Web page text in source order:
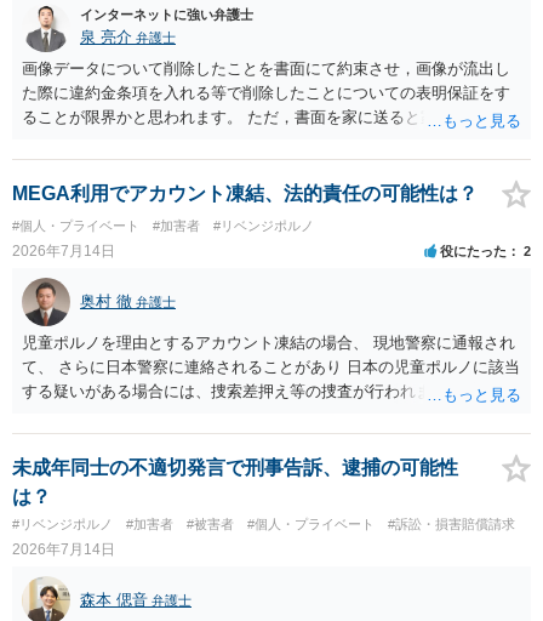
インターネットに強い弁護士
泉 亮介 弁護士
画像データについて削除したことを書面にて約束させ，画像が流出し
た際に違約金条項を入れる等で削除したことについての表明保証をす
ることが限界かと思われます。 ただ，書面を家に送ると家族に不貞行
除等を求めることは避けたほうが良いかと思われます。
MEGA利用でアカウント凍結、法的責任の可能性は？
#個人・プライベート #加害者 #リベンジポルノ
2026年7月14日 役にたった 2
奥村 徹 弁護士
児童ポルノを理由とするアカウント凍結の場合、 現地警察に通報され
て、 さらに日本警察に連絡されることがあり 日本の児童ポルノに該当
する疑いがある場合には、捜索差押え等の捜査が行われます。 実際に
ください。
未成年同士の不適切発言で刑事告訴、逮捕の可能性
は？
#リベンジポルノ #加害者 #被害者 #個人・プライベート #訴訟・損害賠償請求
2026年7月14日
森本 偲音 弁護士